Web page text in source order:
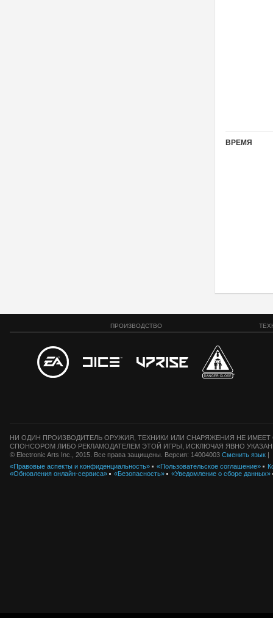
ВРЕМЯ
ПРОИЗВОДСТВО
НИ ОДИН ПРОИЗВОДИТЕЛЬ ОРУЖИЯ, ТЕХНИКИ ИЛИ СНАРЯЖЕНИЯ НЕ
СПОНСОРОМ ЛИБО РЕКЛАМОДАТЕЛЕМ ЭТОЙ ИГРЫ, ИСКЛЮЧАЯ ЯВНО
© Electronic Arts Inc., 2015. Все права защищены. Версия: 14004003 Сменить язык |
«Правовые аспекты и конфиденциальность»
«Пользовательское соглашение»
«Обновления онлайн-сервиса»
«Безопасность» «Уведомление о сборе данных»